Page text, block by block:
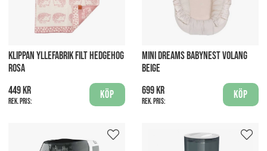
KLIPPAN YLLEFABRIK FILT HEDGEHOG
ROSA
449 kr
Rek. pris:
Köp
MINI DREAMS BABYNEST VOLANG
BEIGE
699 kr
Rek. pris:
Köp